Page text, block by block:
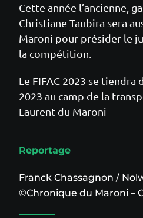
Cette année l’ancienne,
Christiane Taubira sera
Maroni pour présider le
la compétition.
Le FIFAC 2023 se tiendra
2023 au camp de la
Laurent du Maroni
Reportage
Franck Chassagnon /
©Chronique du Maroni –